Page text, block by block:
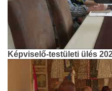
Képviselő-testületi ülés